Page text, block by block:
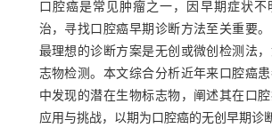
口腔癌是常见肿瘤之一，因早期症状不
治，寻找口腔癌早期诊断方法至关重要
最理想的诊断方案是无创或微创检测法
志物检测。本文综合分析近年来口腔癌
中发现的潜在生物标志物，阐述其在口
应用与挑战，以期为口腔癌的无创早期诊